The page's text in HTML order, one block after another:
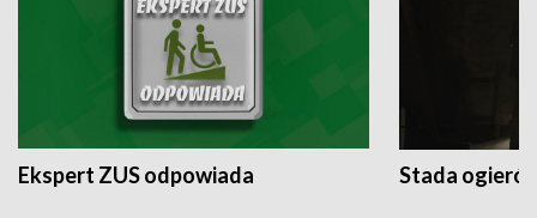
Ekspert ZUS odpowiada Stada